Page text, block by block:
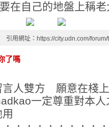
在自己的地盤上稱
引用網址：https://city.udn.com/
了嗎
言人雙方 願意在棧
一定尊重對本人
．．．．．．．．．